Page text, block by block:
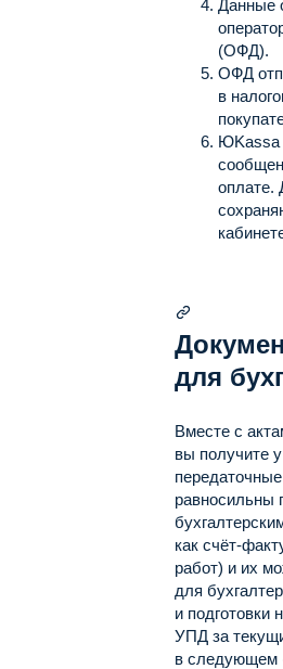
Данные
(ОФД).
ОФД
в
ЮKassa
оплате.
для
Вместе с
вы получите
равносильны
как счёт-
работ) и их
для
и подготовки
УПД за
в следующем